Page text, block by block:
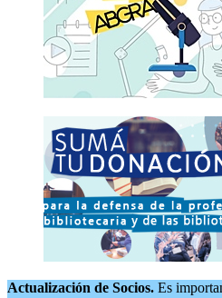
Actualización de Socios. Es